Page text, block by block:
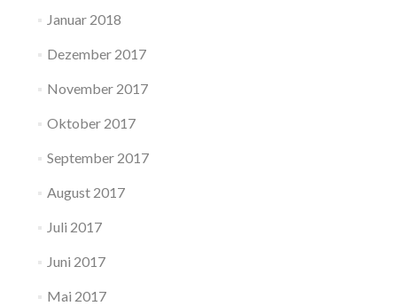
Januar 2018
Dezember 2017
November 2017
Oktober 2017
September 2017
August 2017
Juli 2017
Juni 2017
Mai 2017